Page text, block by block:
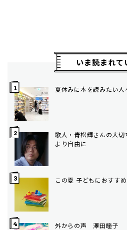
いま読まれて
夏休みに本を読みたい
歌人・青松輝さんの大
より自由に
この夏 子どもにおすす
外からの声 澤田瞳子